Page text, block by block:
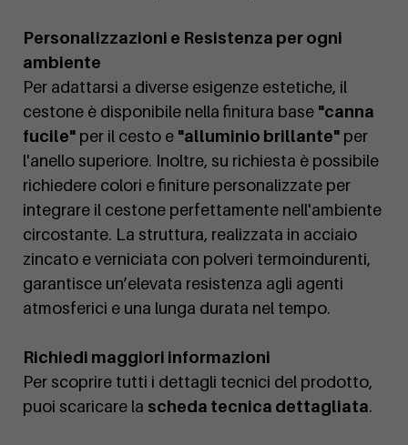
Personalizzazioni e Resistenza per ogni
ambiente
Per adattarsi a diverse esigenze estetiche, il
cestone è disponibile nella finitura base "canna
fucile" per il cesto e "alluminio brillante" per
l'anello superiore. Inoltre, su richiesta è possibile
richiedere colori e finiture personalizzate per
integrare il cestone perfettamente nell'ambiente
circostante. La struttura, realizzata in acciaio
zincato e verniciata con polveri termoindurenti,
garantisce un’elevata resistenza agli agenti
atmosferici e una lunga durata nel tempo.
Richiedi maggiori informazioni
Per scoprire tutti i dettagli tecnici del prodotto,
puoi scaricare la scheda tecnica dettagliata.